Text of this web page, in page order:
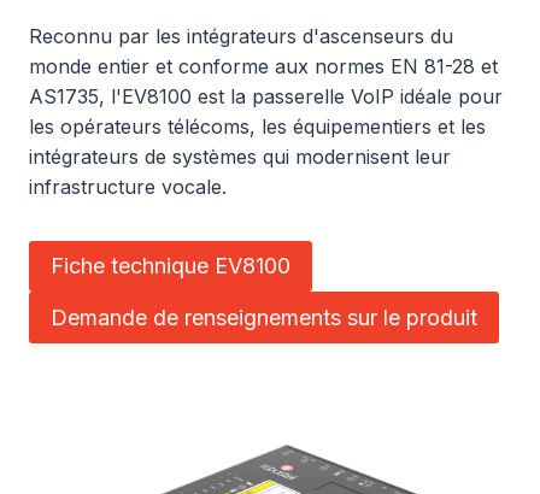
Reconnu par les intégrateurs d'ascenseurs du
monde entier et conforme aux normes EN 81-28 et
AS1735, l'EV8100 est la passerelle VoIP idéale pour
les opérateurs télécoms, les équipementiers et les
intégrateurs de systèmes qui modernisent leur
infrastructure vocale.
Fiche technique EV8100
Demande de renseignements sur le produit